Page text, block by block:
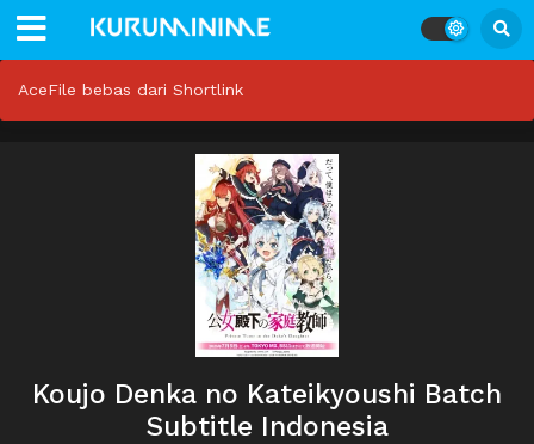
AceFile bebas dari Shortlink
Koujo Denka no Kateikyoushi Batch
Subtitle Indonesia